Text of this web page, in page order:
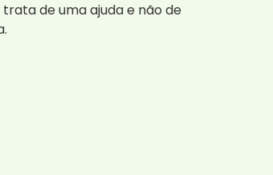
de uma ajuda e não de